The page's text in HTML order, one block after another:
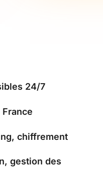
24/7
chiffrement
gestion des